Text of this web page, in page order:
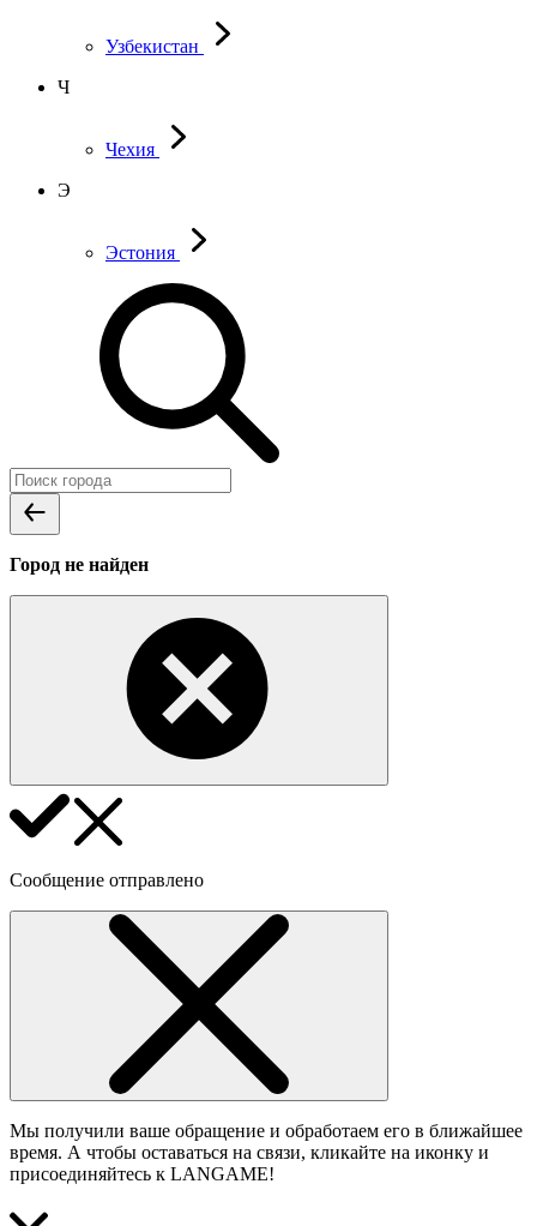
Узбекистан
Ч
Чехия
Э
Эстония
Город не найден
Сообщение отправлено
Мы получили ваше обращение и обработаем его в ближайшее
время. А чтобы оставаться на связи, кликайте на иконку и
присоединяйтесь к LANGAME!